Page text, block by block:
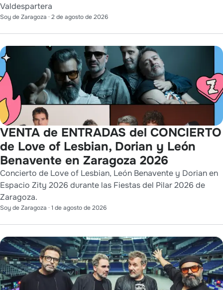
Valdespartera
Soy de Zaragoza · 2 de agosto de 2026
VENTA de ENTRADAS del CONCIERTO
de Love of Lesbian, Dorian y León
Benavente en Zaragoza 2026
Concierto de Love of Lesbian, León Benavente y Dorian en
Espacio Zity 2026 durante las Fiestas del Pilar 2026 de
Zaragoza.
Soy de Zaragoza · 1 de agosto de 2026